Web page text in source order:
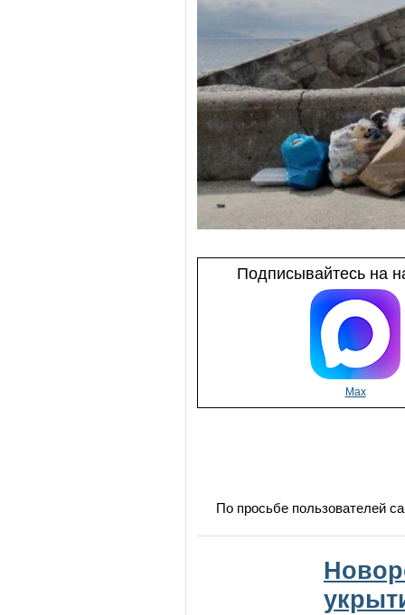
Подписывайтесь на
Max
По просьбе пользователей